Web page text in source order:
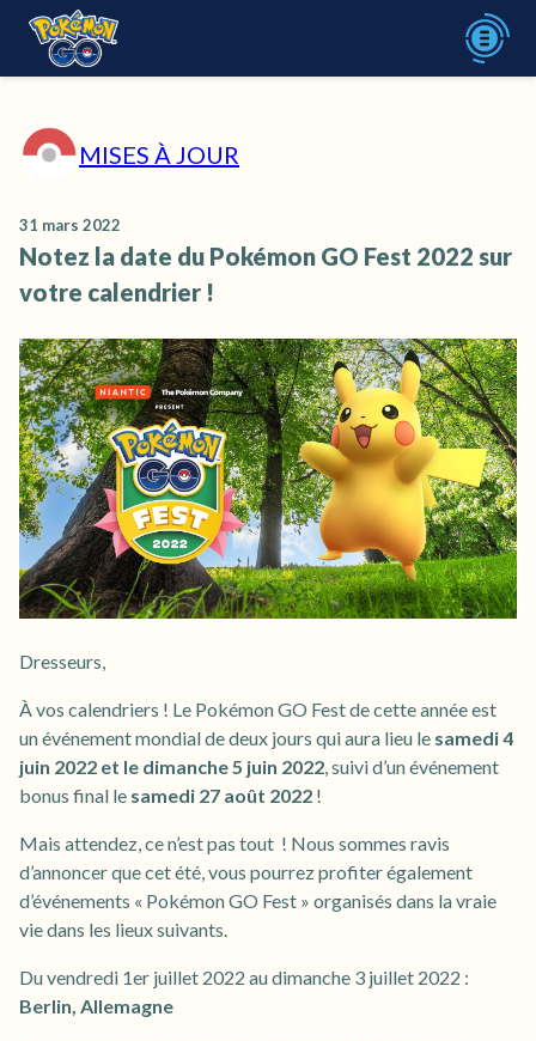
MISES À JOUR
31 mars 2022
Notez la date du Pokémon GO Fest 2022 sur
votre calendrier !
Dresseurs,
À vos calendriers ! Le Pokémon GO Fest de cette année est
un événement mondial de deux jours qui aura lieu le samedi 4
juin 2022 et le dimanche 5 juin 2022, suivi d’un événement
bonus final le samedi 27 août 2022 !
Mais attendez, ce n’est pas tout ! Nous sommes ravis
d’annoncer que cet été, vous pourrez profiter également
d’événements « Pokémon GO Fest » organisés dans la vraie
vie dans les lieux suivants.
Du vendredi 1er juillet 2022 au dimanche 3 juillet 2022 :
Berlin, Allemagne